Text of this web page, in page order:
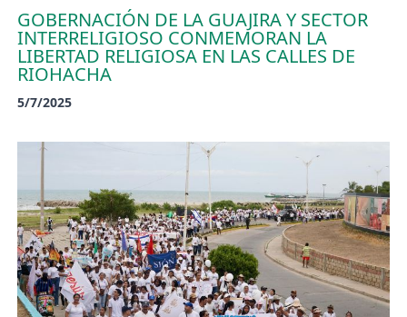
GOBERNACIÓN DE LA GUAJIRA Y SECTOR
INTERRELIGIOSO CONMEMORAN LA
LIBERTAD RELIGIOSA EN LAS CALLES DE
RIOHACHA
5/7/2025